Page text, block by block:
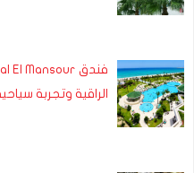
الراقية وتجربة